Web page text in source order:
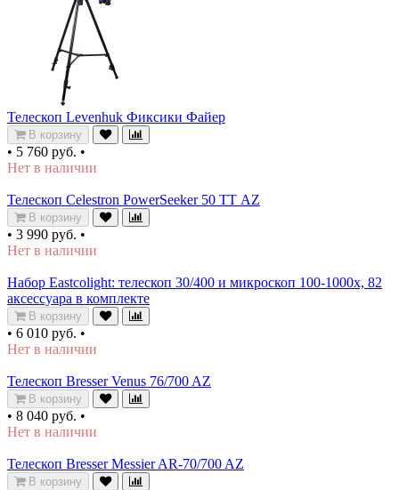
Телескоп Levenhuk Фиксики Файер
В корзину
• 5 760 руб. •
Нет в наличии
Телескоп Celestron PowerSeeker 50 TТ AZ
В корзину
• 3 990 руб. •
Нет в наличии
Набор Eastcolight: телескоп 30/400 и микроскоп 100-1000x, 82
аксессуара в комплекте
В корзину
• 6 010 руб. •
Нет в наличии
Телескоп Bresser Venus 76/700 AZ
В корзину
• 8 040 руб. •
Нет в наличии
Телескоп Bresser Messier AR-70/700 AZ
В корзину